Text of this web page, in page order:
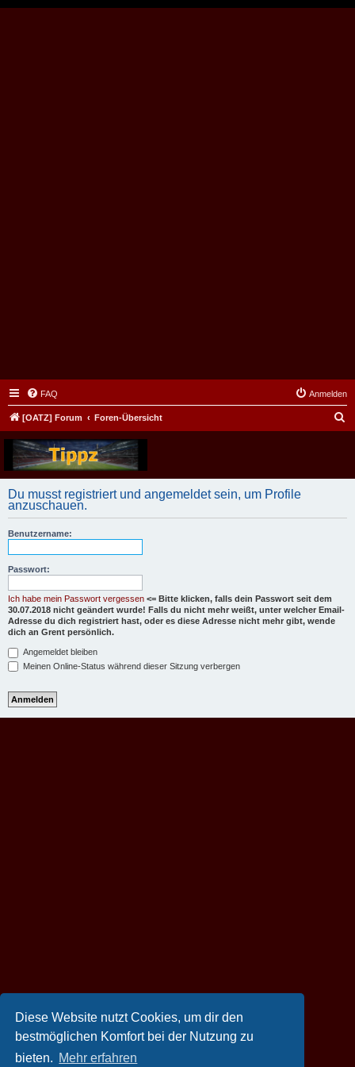
Diese Website nutzt Cookies, um dir den
bestmöglichen Komfort bei der Nutzung zu
bieten. Mehr erfahren
FAQ Anmelden
[OATZ] Forum Foren-Übersicht
Du musst registriert und angemeldet sein, um Profile
anzuschauen.
Benutzername:
Passwort:
Ich habe mein Passwort vergessen <= Bitte klicken, falls dein Passwort seit dem
30.07.2018 nicht geändert wurde! Falls du nicht mehr weißt, unter welcher Email-
Adresse du dich registriert hast, oder es diese Adresse nicht mehr gibt, wende
dich an Grent persönlich.
Angemeldet bleiben
Meinen Online-Status während dieser Sitzung verbergen